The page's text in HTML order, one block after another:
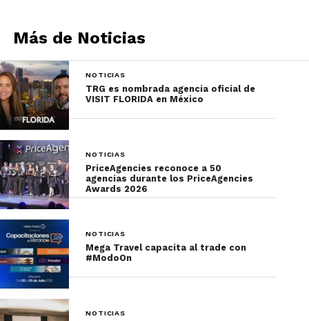
Más de Noticias
NOTICIAS
TRG es nombrada agencia oficial de
VISIT FLORIDA en México
NOTICIAS
PriceAgencies reconoce a 50
agencias durante los PriceAgencies
Awards 2026
NOTICIAS
Mega Travel capacita al trade con
#ModoOn
NOTICIAS